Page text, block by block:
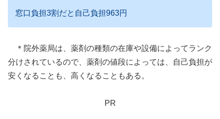
窓口負担3割だと自己負担963円
＊院外薬局は、薬剤の種類の在庫や設備によってランク
分けされているので、薬剤の値段によっては、自己負担が
安くなることも、高くなることもある。
PR